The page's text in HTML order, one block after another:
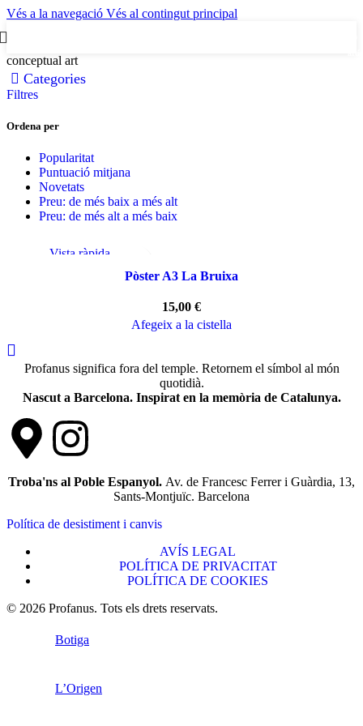
Vés a la navegació Vés al contingut principal
conceptual art
Categories
Filtres
Ordena per
Popularitat
Puntuació mitjana
Novetats
Preu: de més baix a més alt
Preu: de més alt a més baix
Vista ràpida
Afegeix a la llista de desitjosPòster A3 La Bruixa
15,00 €
Afegeix a la cistella
Profanus significa fora del temple. Retornem el símbol al món
quotidià.
Nascut a Barcelona. Inspirat en la memòria de Catalunya.
Troba'ns al Poble Espanyol. Av. de Francesc Ferrer i Guàrdia, 13,
Sants-Montjuïc. Barcelona
Política de desistiment i canvis
AVÍS LEGAL
POLÍTICA DE PRIVACITAT
POLÍTICA DE COOKIES
© 2026 Profanus. Tots els drets reservats.
Botiga
L’Origen